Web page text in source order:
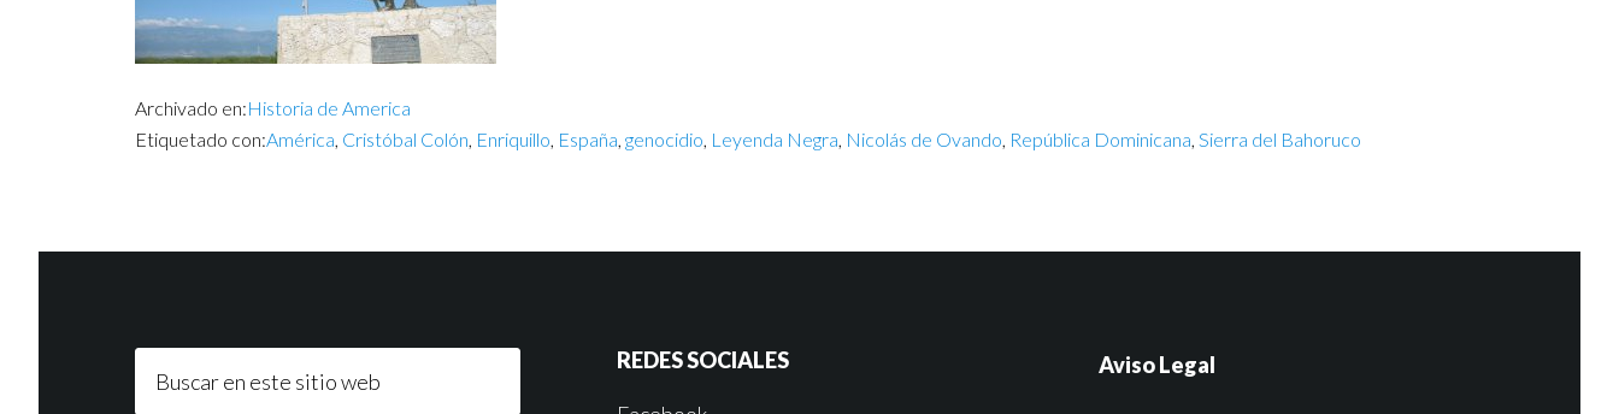
Archivado en:Historia de America
Etiquetado con:América, Cristóbal Colón, Enriquillo, España, genocidio, Leyenda Negra, Nicolás de Ovando, República Dominicana, Sierra del Bahoruco
REDES SOCIALES Aviso Legal